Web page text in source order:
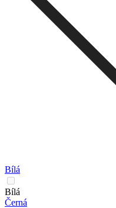
Bílá
Bílá
Černá